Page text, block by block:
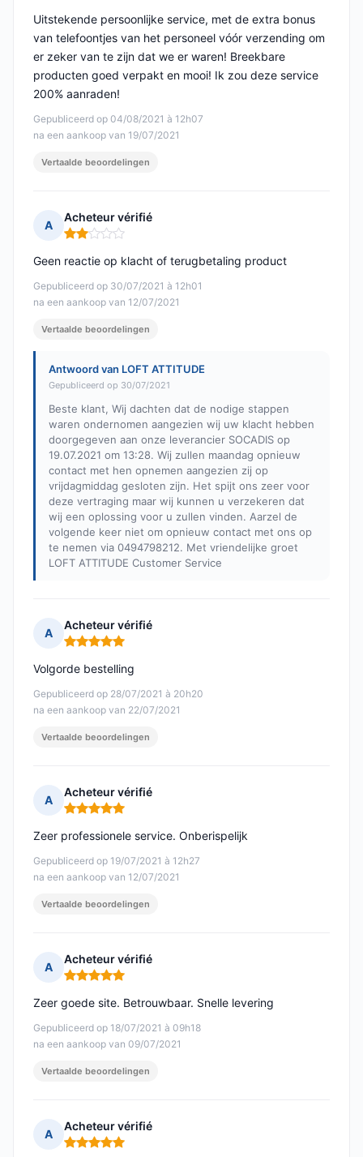
Gepubliceerd op 04/08/2021 à 12h07
na een aankoop van 19/07/2021
Uitstekende persoonlijke service, met de extra bonus
van telefoontjes van het personeel vóór verzending om
er zeker van te zijn dat we er waren! Breekbare
producten goed verpakt en mooi! Ik zou deze service
200% aanraden!
Vertaalde beoordelingen
A
Acheteur vérifié
Opmerking: 2 van 5
Gepubliceerd op 30/07/2021 à 12h01
na een aankoop van 12/07/2021
Geen reactie op klacht of terugbetaling product
Vertaalde beoordelingen
Antwoord van LOFT ATTITUDE
Gepubliceerd op 30/07/2021
Beste klant, Wij dachten dat de nodige stappen
waren ondernomen aangezien wij uw klacht hebben
doorgegeven aan onze leverancier SOCADIS op
19.07.2021 om 13:28. Wij zullen maandag opnieuw
contact met hen opnemen aangezien zij op
vrijdagmiddag gesloten zijn. Het spijt ons zeer voor
deze vertraging maar wij kunnen u verzekeren dat
wij een oplossing voor u zullen vinden. Aarzel de
volgende keer niet om opnieuw contact met ons op
te nemen via 0494798212. Met vriendelijke groet
LOFT ATTITUDE Customer Service
A
Acheteur vérifié
Opmerking: 5 van 5
Gepubliceerd op 28/07/2021 à 20h20
na een aankoop van 22/07/2021
Volgorde bestelling
Vertaalde beoordelingen
A
Acheteur vérifié
Opmerking: 5 van 5
Gepubliceerd op 19/07/2021 à 12h27
na een aankoop van 12/07/2021
Zeer professionele service. Onberispelijk
Vertaalde beoordelingen
A
Acheteur vérifié
Opmerking: 5 van 5
Gepubliceerd op 18/07/2021 à 09h18
na een aankoop van 09/07/2021
Zeer goede site. Betrouwbaar. Snelle levering
Vertaalde beoordelingen
A
Acheteur vérifié
Opmerking: 5 van 5